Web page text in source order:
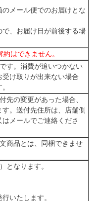
メール便でのお届けとな
お届け日が前後する場
はできません。
す。消費が追いつかない
け取りが出来ない場合
先の変更があった場合、
。送付先住所は、店舗側
メールでご連絡くださ
商品とは、同梱できませ
となります。
いたします。